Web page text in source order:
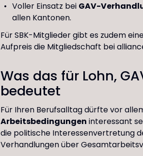
Voller Einsatz bei GAV-
allen Kantonen.
Für SBK-Mitglieder gibt es zudem
Aufpreis die Mitgliedschaft bei
Was das für Lohn,
bedeutet
Für Ihren Berufsalltag dürfte vor
Arbeitsbedingungen interessant
die politische Interessenvertretung
Verhandlungen über